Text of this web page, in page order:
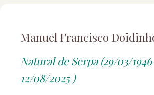
Manuel Francisco
Natural de Serpa (29/03/
12/08/2025 )